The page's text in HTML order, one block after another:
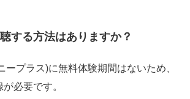
する方法はありますか？
ープラス)に無料体験期間はないため、
必要です。